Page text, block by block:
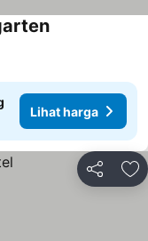
Lihat harga
Lihat harga
Bagikan